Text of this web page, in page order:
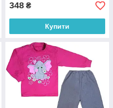
костюми
і зручних костюмів для
Завдяки використанню
тканин з начосом
в такому виробі.
348 ₴
Купити